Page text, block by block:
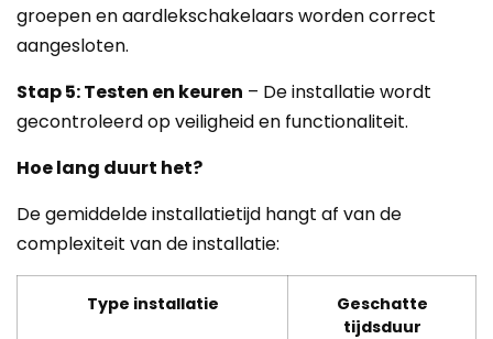
groepen en aardlekschakelaars worden correct
aangesloten.
Stap 5: Testen en keuren – De installatie wordt
gecontroleerd op veiligheid en functionaliteit.
Hoe lang duurt het?
De gemiddelde installatietijd hangt af van de
complexiteit van de installatie:
Type installatie
Geschatte
tijdsduur